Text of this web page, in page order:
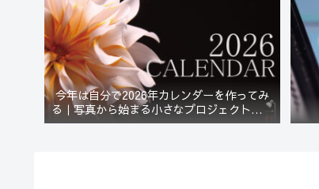
今年は自分で2026年カレンダーを作ってみ
る｜写真から始まる小さなプロジェクト【一
灯花】